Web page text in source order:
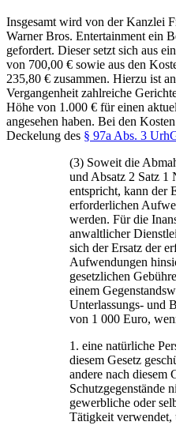
Insgesamt wird von der Kanzlei
Warner Bros. Entertainment ein
gefordert. Dieser setzt sich aus
von 700,00 € sowie aus den
235,80 € zusammen. Hierzu ist
Vergangenheit zahlreiche
Höhe von 1.000 € für einen
angesehen haben. Bei den
Deckelung des § 97a Abs. 3
(3) Soweit die
und Absatz 2 Satz 1
entspricht, kann der
erforderlichen
werden. Für die
anwaltlicher
sich der Ersatz der
Aufwendungen
gesetzlichen
einem
Unterlassungs- und
von 1 000 Euro,
1. eine natürliche
diesem Gesetz
andere nach diesem
Schutzgegenstände
gewerbliche oder
Tätigkeit verwendet,